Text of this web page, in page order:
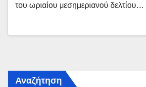
του ωριαίου μεσημεριανού δελτίου…
Αναζήτηση